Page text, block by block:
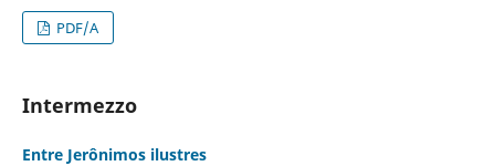
PDF/A
Intermezzo
Entre Jerônimos ilustres